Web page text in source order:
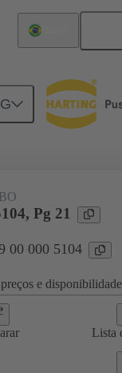
09 00 000 5104
Pg 21
00 000 5104
e
Lista